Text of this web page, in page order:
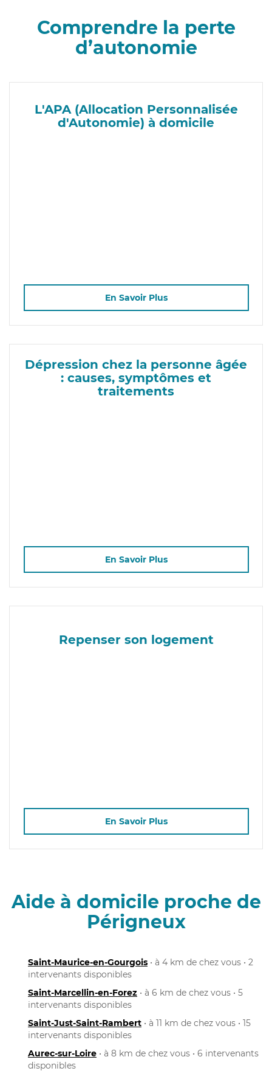
Comprendre la perte
d’autonomie
L'APA (Allocation Personnalisée
d'Autonomie) à domicile
En Savoir Plus
Dépression chez la personne âgée
: causes, symptômes et
traitements
En Savoir Plus
Repenser son logement
En Savoir Plus
Aide à domicile proche de
Périgneux
Saint-Maurice-en-Gourgois • à 4 km de chez vous • 2
intervenants disponibles
Saint-Marcellin-en-Forez • à 6 km de chez vous • 5
intervenants disponibles
Saint-Just-Saint-Rambert • à 11 km de chez vous • 15
intervenants disponibles
Aurec-sur-Loire • à 8 km de chez vous • 6 intervenants
disponibles